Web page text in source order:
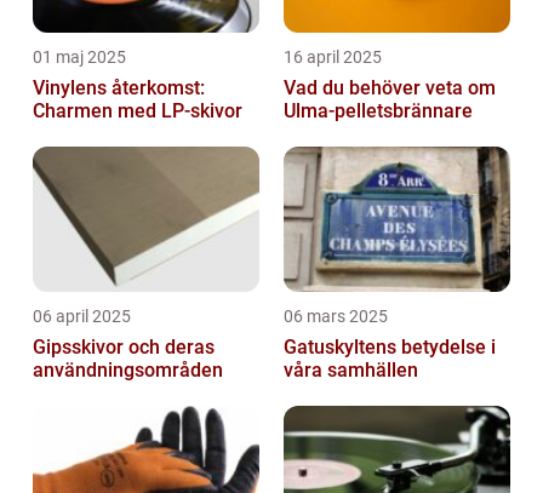
01 maj 2025
Vinylens återkomst:
Charmen med LP-skivor
16 april 2025
Vad du behöver veta om
Ulma-pelletsbrännare
06 april 2025
Gipsskivor och deras
användningsområden
06 mars 2025
Gatuskyltens betydelse i
våra samhällen